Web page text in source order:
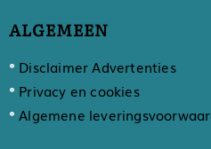
ALGEMEEN
Disclaimer Advertenties
Privacy en cookies
Algemene